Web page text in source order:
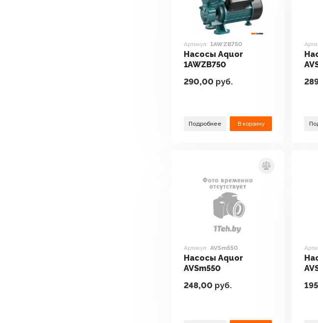
Артикул: 1AWZB750
Насосы Aquor
1AWZB750
290,00 руб.
Подробнее В корзину
Артикул: AVSm550
Насосы Aquor
AVSm550
248,00 руб.